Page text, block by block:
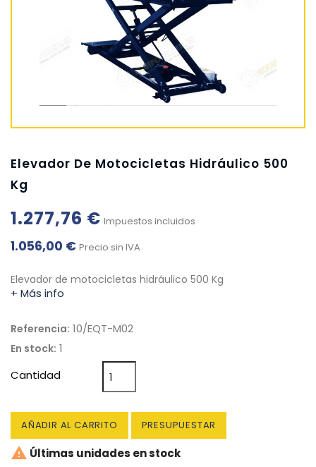
Elevador De Motocicletas Hidráulico 500
Kg
1.277,76 € Impuestos incluidos
1.056,00 € Precio sin IVA
Elevador de motocicletas hidráulico 500 Kg
+ Más info
Referencia: 10/EQT-M02
En stock: 1
Cantidad
AÑADIR AL CARRITO PRESUPUESTAR
 Últimas unidades en stock